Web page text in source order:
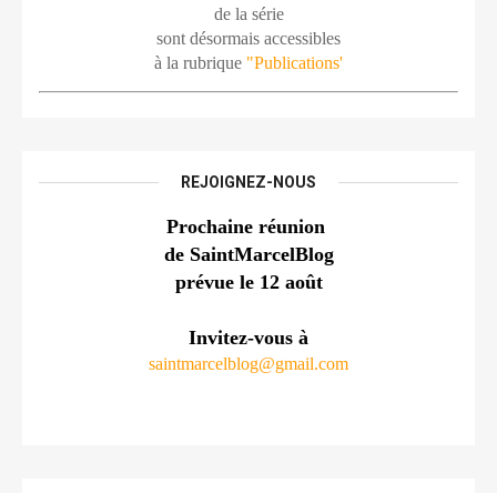
de la série
sont désormais accessibles
à la rubrique "Publications'
REJOIGNEZ-NOUS
Prochaine réunion
de SaintMarcelBlog
prévue le 12 août
Invitez-vous à
saintmarcelblog@gmail.com